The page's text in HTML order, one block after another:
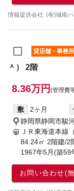
情報提供会社: (有)城南
貸店舗・事務
＾） 2階
8.36万円 (管理費
敷 2ヶ月
静岡県静岡市駿
ＪＲ東海道本線
84.24㎡ 2階建/2
1967年5月(築59
お問い合わせ(